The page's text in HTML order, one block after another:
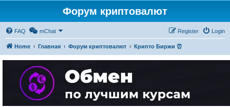
Форум криптовалют
FAQ mChat Login
Register
Home Главная Форум криптовалют Крипто Биржи ⏰